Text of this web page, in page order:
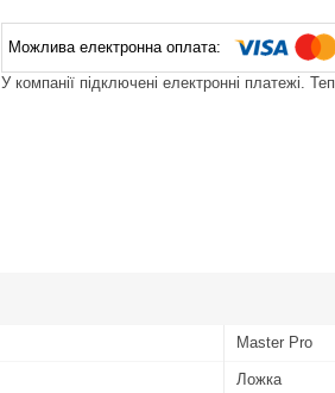
У компанії підключені електронні платежі.
Master Pro
Ложка